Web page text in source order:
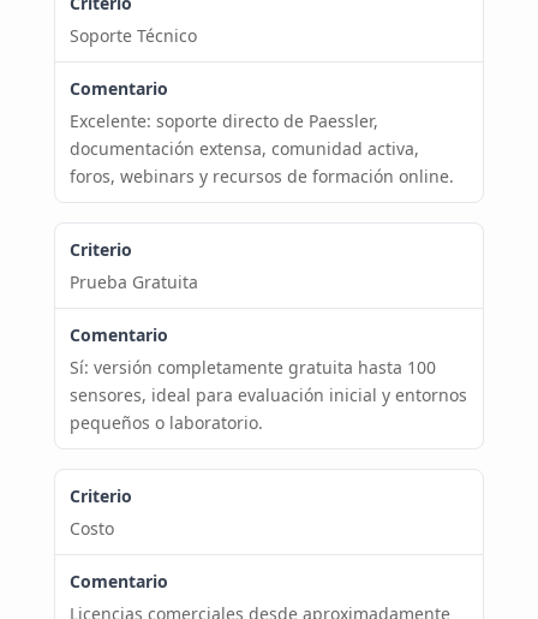
Soporte Técnico
Excelente: soporte directo de Paessler,
documentación extensa, comunidad activa,
foros, webinars y recursos de formación online.
Prueba Gratuita
Sí: versión completamente gratuita hasta 100
sensores, ideal para evaluación inicial y entornos
pequeños o laboratorio.
Costo
Licencias comerciales desde aproximadamente